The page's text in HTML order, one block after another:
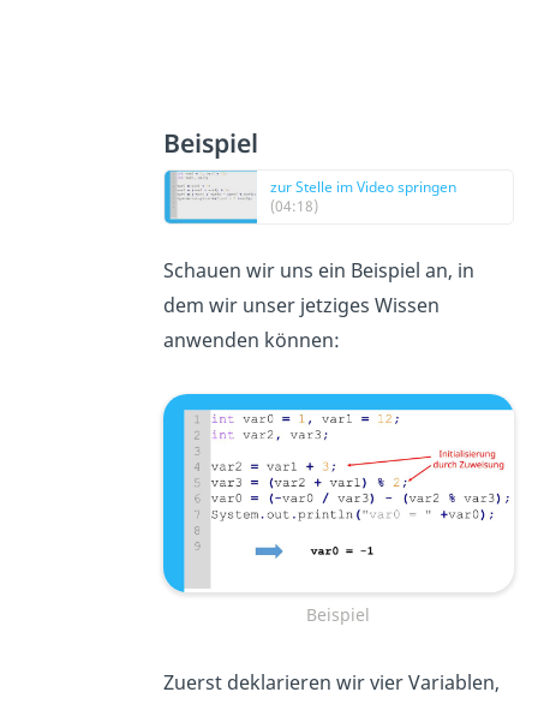
Beispiel
zur Stelle im Video springen
(04:18)
Schauen wir uns ein Beispiel an, in
dem wir unser jetziges Wissen
anwenden können:
Beispiel
Zuerst deklarieren wir vier Variablen,